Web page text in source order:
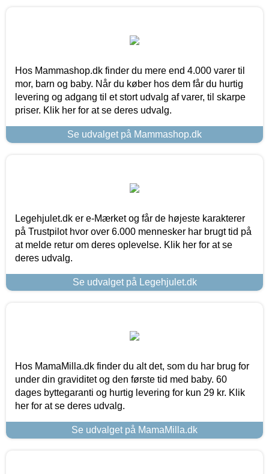
Hos Mammashop.dk finder du mere end 4.000 varer til
mor, barn og baby. Når du køber hos dem får du hurtig
levering og adgang til et stort udvalg af varer, til skarpe
priser. Klik her for at se deres udvalg.
Se udvalget på Mammashop.dk
Legehjulet.dk er e-Mærket og får de højeste karakterer
på Trustpilot hvor over 6.000 mennesker har brugt tid på
at melde retur om deres oplevelse. Klik her for at se
deres udvalg.
Se udvalget på Legehjulet.dk
Hos MamaMilla.dk finder du alt det, som du har brug for
under din graviditet og den første tid med baby. 60
dages byttegaranti og hurtig levering for kun 29 kr. Klik
her for at se deres udvalg.
Se udvalget på MamaMilla.dk